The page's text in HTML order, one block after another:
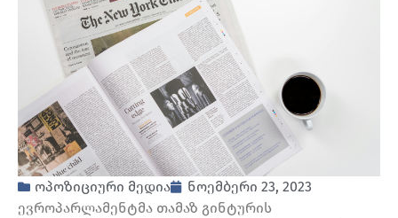
ოპოზიციური მედია
ნოემბერი 23, 2023
ევროპარლამენტმა თამაზ გინტურის